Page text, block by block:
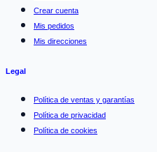
Crear cuenta
Mis pedidos
Mis direcciones
Legal
Política de ventas y garantías
Política de privacidad
Política de cookies